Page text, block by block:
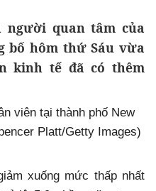
quan tâm của
bố hôm thứ Sáu vừa
kinh tế đã có thêm
viên tại thành phố New
Platt/Getty Images)
xuống mức thấp nhất